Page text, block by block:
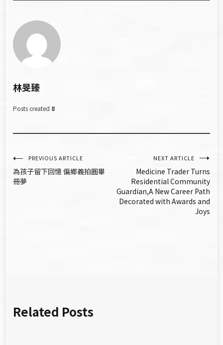
林旻臻
Posts created 8
文
章
PREVIOUS ARTICLE
為孩子留下回憶 偏鄉義拍圓畢
冊夢
NEXT ARTICLE
Medicine Trader Turns
Residential Community
Guardian,A New Career Path
Decorated with Awards and
Joys
Related Posts